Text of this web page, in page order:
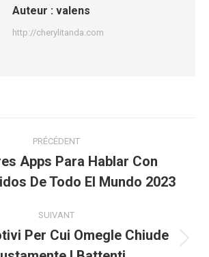
Auteur : valens
http://cherylitanda.com
PRÉCÉDENT
précédent
Apps Para Hablar Con
De Todo El Mundo 2023
SUIVANT
Per Cui Omegle Chiude